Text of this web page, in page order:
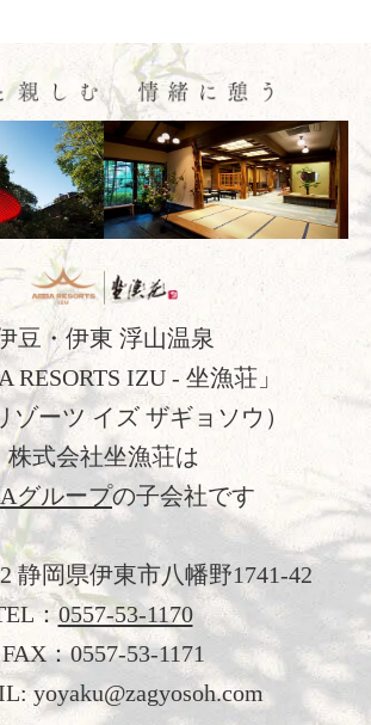
豆・伊東 浮山温泉
RESORTS IZU - 坐漁荘」
ゾーツ イズ ザギョソウ）
株式会社坐漁荘は
グループの子会社です
静岡県伊東市八幡野1741-42
：0557-53-1170
FAX：0557-53-1171
yoyaku@zagyosoh.com
館内施設
アクセス
新着情報
日本文化体験
観光のご案内
フォトギャラリー
おすすめ宿泊プラン
お問い合わせ
よくあるご質問
プライバシーポリシー
会社概要
採用情報
愛犬と過ごす